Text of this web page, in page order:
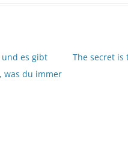
und es gibt
was du immer
The secret is